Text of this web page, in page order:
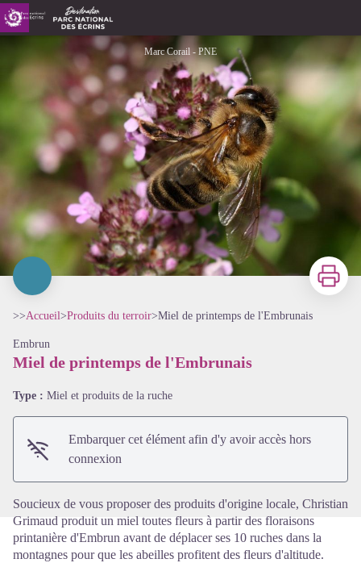
Miel de printemps de l'Embrunais
Marc Corail - PNE
Imprimer
>>Accueil>Produits du terroir>Miel de printemps de l'Embrunais
Embrun
Miel de printemps de l'Embrunais
Type : Miel et produits de la ruche
Embarquer cet élément afin d'y avoir accès hors
connexion
Soucieux de vous proposer des produits d'origine locale, Christian
Grimaud produit un miel toutes fleurs à partir des floraisons
printanière d'Embrun avant de déplacer ses 10 ruches dans la
montagnes pour que les abeilles profitent des fleurs d'altitude.